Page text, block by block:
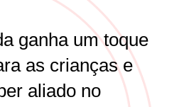
ganha um toque
as crianças e
aliado no